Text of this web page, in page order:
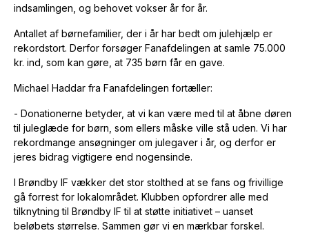
indsamlingen, og behovet vokser år for år.
Antallet af børnefamilier, der i år har bedt om julehjælp er
rekordstort. Derfor forsøger Fanafdelingen at samle 75.000
kr. ind, som kan gøre, at 735 børn får en gave.
Michael Haddar fra Fanafdelingen fortæller:
- Donationerne betyder, at vi kan være med til at åbne døren
til juleglæde for børn, som ellers måske ville stå uden. Vi har
rekordmange ansøgninger om julegaver i år, og derfor er
jeres bidrag vigtigere end nogensinde.
I Brøndby IF vækker det stor stolthed at se fans og frivillige
gå forrest for lokalområdet. Klubben opfordrer alle med
tilknytning til Brøndby IF til at støtte initiativet – uanset
beløbets størrelse. Sammen gør vi en mærkbar forskel.